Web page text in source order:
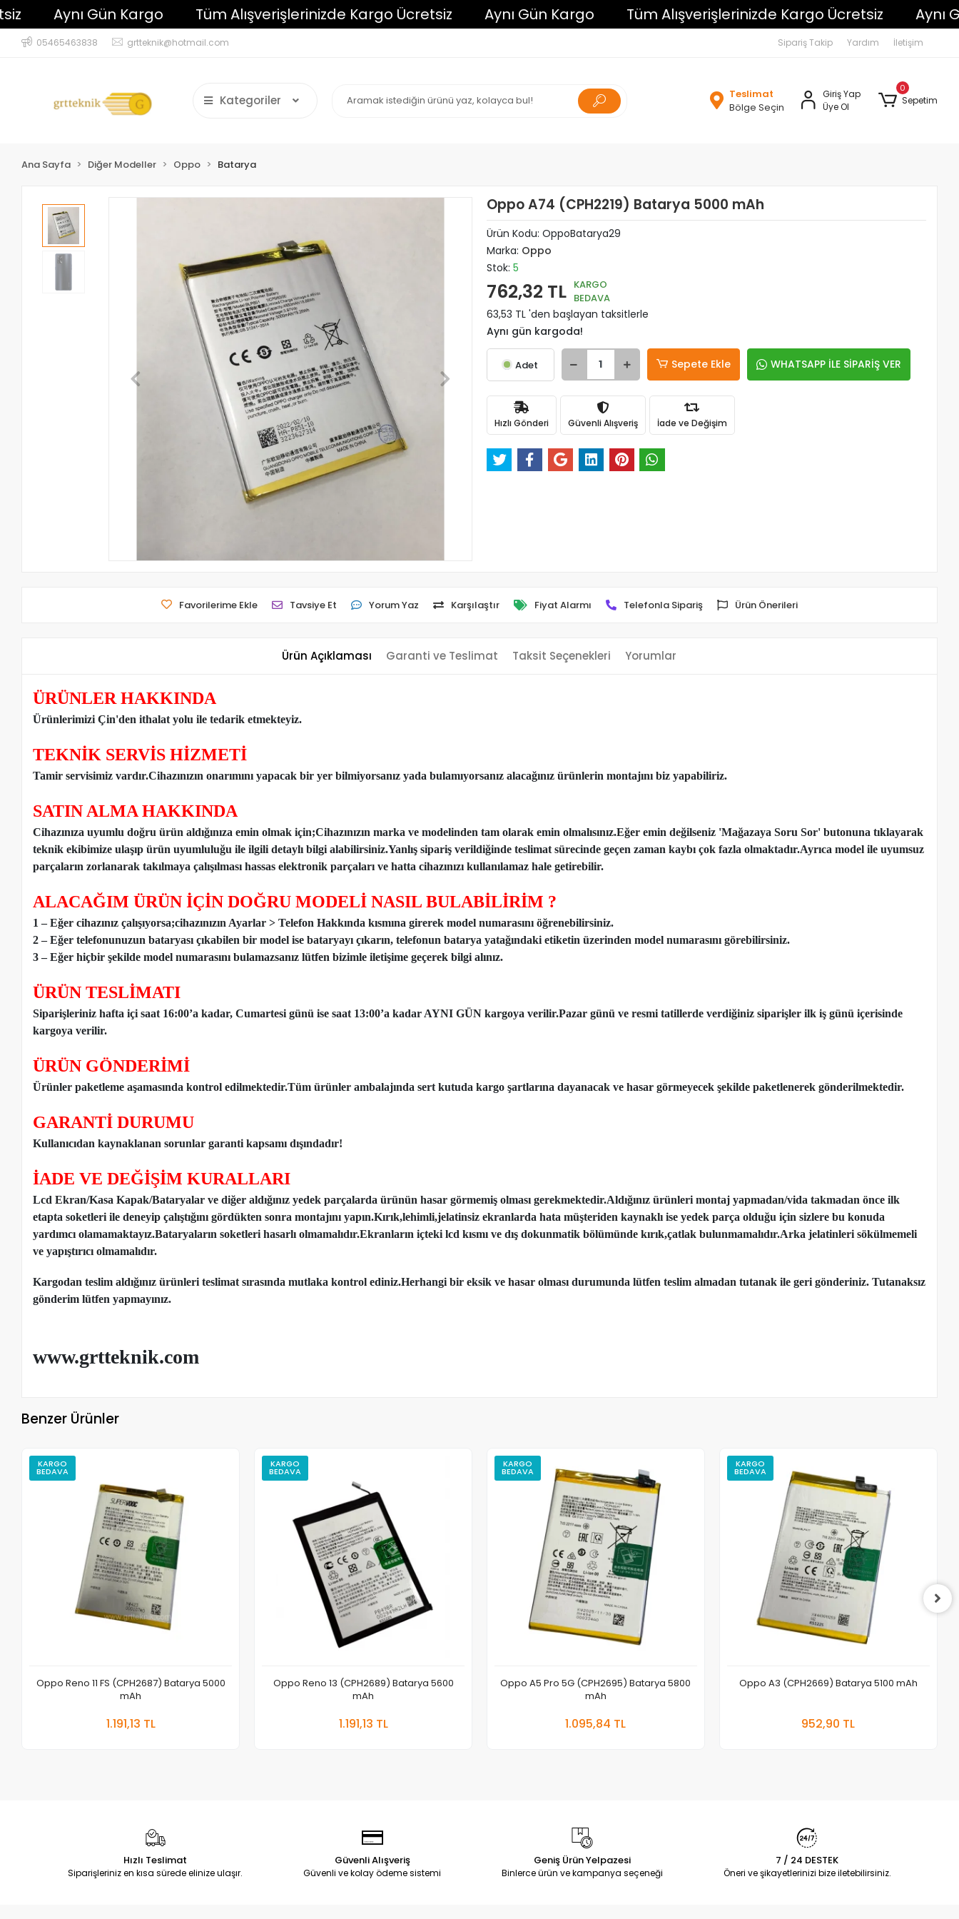
Aynı Gün Kargo Tüm Alışverişlerinizde Kargo Ücretsiz Aynı Gün Kargo Tüm Alışverişlerinizde Kargo Ücretsiz Aynı Gün
05465463838 grtteknik@hotmail.com Sipariş Takip Yardım İletişim
Kategoriler
Teslimat
Bölge Seçin
Giriş Yap
Üye Ol
0
Sepetim
Ana Sayfa Diğer Modeller Oppo Batarya
Oppo A74 (CPH2219) Batarya 5000 mAh
Ürün Kodu: OppoBatarya29
Marka: Oppo
Stok: 5
762,32 TL KARGO
BEDAVA
63,53 TL 'den başlayan taksitlerle
Aynı gün kargoda!
Adet Sepete Ekle WHATSAPP İLE SİPARİŞ VER
Hızlı Gönderi Güvenli Alışveriş İade ve Değişim
Favorilerime Ekle Tavsiye Et Yorum Yaz Karşılaştır Fiyat Alarmı Telefonla Sipariş Ürün Önerileri
Ürün Açıklaması Garanti ve Teslimat Taksit Seçenekleri Yorumlar
ÜRÜNLER HAKKINDA
Ürünlerimizi Çin'den ithalat yolu ile tedarik etmekteyiz.
TEKNİK SERVİS HİZMETİ
Tamir servisimiz vardır.Cihazınızın onarımını yapacak bir yer bilmiyorsanız yada bulamıyorsanız alacağınız ürünlerin montajını biz yapabiliriz.
SATIN ALMA HAKKINDA
Cihazınıza uyumlu doğru ürün aldığınıza emin olmak için;Cihazınızın marka ve modelinden tam olarak emin olmalısınız.Eğer emin değilseniz 'Mağazaya Soru Sor' butonuna tıklayarak
teknik ekibimize ulaşıp ürün uyumluluğu ile ilgili detaylı bilgi alabilirsiniz.Yanlış sipariş verildiğinde teslimat sürecinde geçen zaman kaybı çok fazla olmaktadır.Ayrıca model ile uyumsuz
parçaların zorlanarak takılmaya çalışılması hassas elektronik parçaları ve hatta cihazınızı kullanılamaz hale getirebilir.
ALACAĞIM ÜRÜN İÇİN DOĞRU MODELİ NASIL BULABİLİRİM ?
1 – Eğer cihazınız çalışıyorsa;cihazınızın Ayarlar > Telefon Hakkında kısmına girerek model numarasını öğrenebilirsiniz.
2 – Eğer telefonunuzun bataryası çıkabilen bir model ise bataryayı çıkarın, telefonun batarya yatağındaki etiketin üzerinden model numarasını görebilirsiniz.
3 – Eğer hiçbir şekilde model numarasını bulamazsanız lütfen bizimle iletişime geçerek bilgi alınız.
ÜRÜN TESLİMATI
Siparişleriniz hafta içi saat 16:00’a kadar, Cumartesi günü ise saat 13:00’a kadar AYNI GÜN kargoya verilir.Pazar günü ve resmi tatillerde verdiğiniz siparişler ilk iş günü içerisinde
kargoya verilir.
ÜRÜN GÖNDERİMİ
Ürünler paketleme aşamasında kontrol edilmektedir.Tüm ürünler ambalajında sert kutuda kargo şartlarına dayanacak ve hasar görmeyecek şekilde paketlenerek gönderilmektedir.
GARANTİ DURUMU
Kullanıcıdan kaynaklanan sorunlar garanti kapsamı dışındadır!
İADE VE DEĞİŞİM KURALLARI
Lcd Ekran/Kasa Kapak/Bataryalar ve diğer aldığınız yedek parçalarda ürünün hasar görmemiş olması gerekmektedir.Aldığınız ürünleri montaj yapmadan/vida takmadan önce ilk
etapta soketleri ile deneyip çalıştığını gördükten sonra montajını yapın.Kırık,lehimli,jelatinsiz ekranlarda hata müşteriden kaynaklı ise yedek parça olduğu için sizlere bu konuda
yardımcı olamamaktayız.Bataryaların soketleri hasarlı olmamalıdır.Ekranların içteki lcd kısmı ve dış dokunmatik bölümünde kırık,çatlak bulunmamalıdır.Arka jelatinleri sökülmemeli
ve yapıştırıcı olmamalıdır.
Kargodan teslim aldığınız ürünleri teslimat sırasında mutlaka kontrol ediniz.Herhangi bir eksik ve hasar olması durumunda lütfen teslim almadan tutanak ile geri gönderiniz. Tutanaksız
gönderim lütfen yapmayınız.
www.grtteknik.com
Benzer Ürünler
KARGO
BEDAVA
Oppo Reno 11 FS (CPH2687) Batarya 5000
mAh
1.191,13 TL
KARGO
BEDAVA
Oppo Reno 13 (CPH2689) Batarya 5600
mAh
1.191,13 TL
KARGO
BEDAVA
Oppo A5 Pro 5G (CPH2695) Batarya 5800
mAh
1.095,84 TL
KARGO
BEDAVA
Oppo A3 (CPH2669) Batarya 5100 mAh
952,90 TL
Hızlı Teslimat
Siparişleriniz en kısa sürede elinize ulaşır.
Güvenli Alışveriş
Güvenli ve kolay ödeme sistemi
Geniş Ürün Yelpazesi
Binlerce ürün ve kampanya seçeneği
7 / 24 DESTEK
Öneri ve şikayetlerinizi bize iletebilirsiniz.